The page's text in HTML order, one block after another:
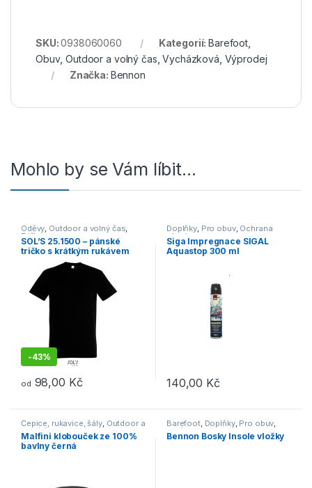
SKU:0938060060 Kategorií:Barefoot,
Obuv,Outdoor a volný čas,Vycházková, Výprodej
Značka: Bennon
Mohlo by se Vám líbit…
Oděvy, Outdoor a volný čas,
Trička
SOL’S 25.1500 – pánské
tričko s krátkým rukávem
-43%
od 98,00 Kč
Tento produkt má více variant. Možnosti lze vybrat na stránce
Doplňky, Pro obuv, Ochrana
obuvi
Siga Impregnace SIGAL
Aquastop 300 ml
140,00 Kč
Čepice, rukavice, šály, Outdoor a
volný čas
Malfini klobouček ze 100%
bavlny černá
Barefoot, Doplňky, Pro obuv,
Vložky
Bennon Bosky Insole vložky